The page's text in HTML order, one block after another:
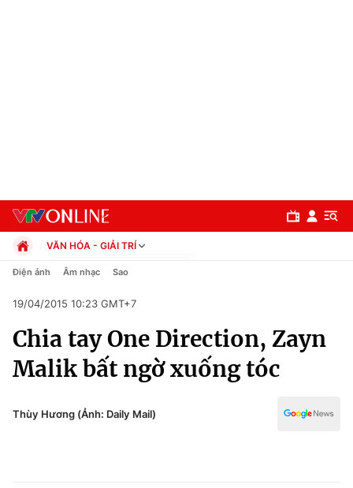
Chuyên mục
Chính trị
VĂN HÓA - GIẢI TRÍ
Chính trị
Pháp luật
Kinh tế
Thể thao
Truyền hình
Y tế
Điện ảnh Âm nhạc Sao
19/04/2015 10:23 GMT+7
Chia tay One Direction, Zayn
Malik bất ngờ xuống tóc
Thùy Hương (Ảnh: Daily Mail)